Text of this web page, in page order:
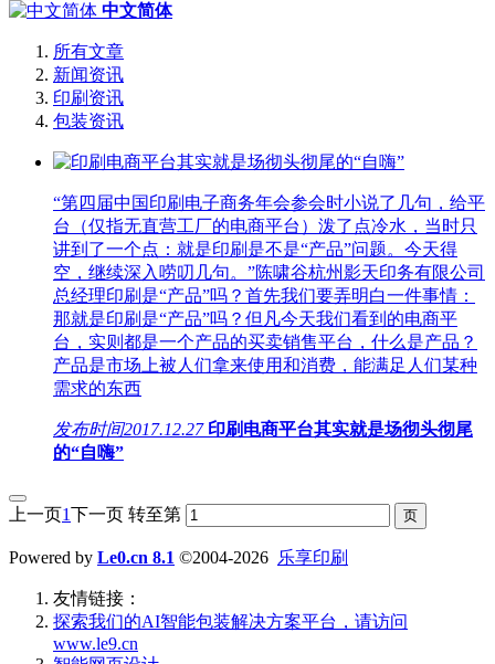
中文简体
所有文章
新闻资讯
印刷资讯
包装资讯
“第四届中国印刷电子商务年会参会时小说了几句，给平
台（仅指无直营工厂的电商平台）泼了点冷水，当时只
讲到了一个点：就是印刷是不是“产品”问题。今天得
空，继续深入唠叨几句。”陈啸谷杭州影天印务有限公司
总经理印刷是“产品”吗？首先我们要弄明白一件事情：
那就是印刷是“产品”吗？但凡今天我们看到的电商平
台，实则都是一个产品的买卖销售平台，什么是产品？
产品是市场上被人们拿来使用和消费，能满足人们某种
需求的东西
发布时间2017.12.27 印刷电商平台其实就是场彻头彻尾
的“自嗨”
上一页1下一页 转至第
Powered by Le0.cn 8.1 ©2004-2026 乐享印刷
友情链接：
探索我们的‌AI智能包装解决方案平台‌，请访问
www.le9.cn